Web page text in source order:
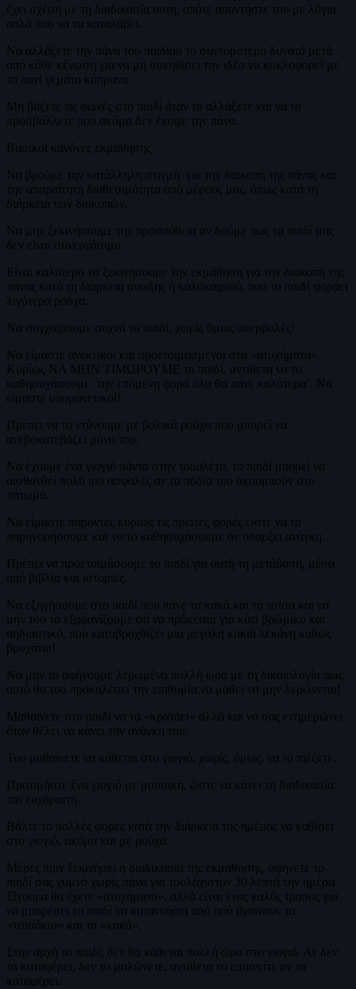
έχει σχέση με τη διαδικασία αυτή, οπότε απαντήστε του με λόγια
απλά που να τα καταλάβει.
Να αλλάζετε την πάνα του παιδιού το συντομότερο δυνατό μετά
από κάθε κένωση για να μη συνηθίσει την ιδέα να κυκλοφορεί με
το πανί γεμάτο κόπρανα.
Μη βάζετε τις φωνές στο παιδί όταν το αλλάζετε και να το
προσβάλλετε που ακόμα δεν έκοψε την πάνα.
Βασικοί κανόνες εκμάθησης
Να βρούμε την κατάλληλη στιγμή για την διακοπή της πάνας και
την απαραίτητη διαθεσιμότητα από μέρους μας, όπως κατά τη
διάρκεια των διακοπών.
Να μην ξεκινήσουμε την προσπάθεια αν δούμε πως το παιδί μας
δεν είναι συνεργάσιμο.
Είναι καλύτερο να ξεκινήσουμε την εκμάθηση για την διακοπή της
πάνας κατά τη διάρκεια άνοιξης ή καλοκαιριού, που το παιδί φοράει
λιγότερα ρούχα.
Να συγχαίρουμε συχνά το παιδί, χωρίς όμως υπερβολές!
Να είμαστε ανεκτικοί και προετοιμασμένοι στα «ατυχήματα».
Κυρίως ΝΑ ΜΗΝ ΤΙΜΩΡΟΥΜΕ το παιδί, αντίθετα να το
καθησυχάσουμε ¨την επόμενη φορά όλα θα πάνε καλύτερα¨. Να
είμαστε υπομονετικοί!
Πρέπει να το ντύνουμε με βολικά ρούχα που μπορεί να
ανεβοκατεβάζει μόνο του.
Να έχουμε ένα γιογιό πάντα στην τουαλέτα, το παιδί μπορεί να
αισθανθεί πολύ πιο ασφαλές αν τα πόδια του ακουμπούν στο
πάτωμα.
Να είμαστε παρόντες κυρίως τις πρώτες φορές ώστε να το
παρηγορήσουμε και να το καθησυχάσουμε αν υπάρξει ανάγκη.
Πρέπει να προετοιμάσουμε το παιδί για αυτή τη μετάβαση, μέσα
από βιβλία και ιστορίες.
Να εξηγήσουμε στο παιδί που πάνε τα κακά και τα τσίσα και να
μην του τα εξαφανίζουμε σα να πρόκειται για κάτι βρώμικο και
αηδιαστικό, που καταβροχθίζει μια μεγάλη κακιά λεκάνη καθώς
βρυχάται!
Να μην το αφήνουμε λερωμένο πολλή ώρα με τη δικαιολογία πως
αυτό θα του προκαλέσει την επιθυμία να μάθει να μην λερώνεται!
Μαθαίνετε στο παιδί να τα «κρατάει» αλλά και να σας ενημερώνει
όταν θέλει να κάνει την ανάγκη του.
Του μαθαίνετε να κάθεται στο γιογιό, χωρίς, όμως, να το πιέζετε.
Προτιμήστε ένα γιογιό με μουσική, ώστε να κάνει τη διαδικασία
πιο ευχάριστη.
Βάλτε το πολλές φορές κατά την διάρκεια της ημέρας να καθίσει
στο γιογιό, ακόμα και με ρούχα.
Μέρες πριν ξεκινήσει η διαδικασία της εκμάθησης, αφήνετε το
παιδί σας γυμνό χωρίς πάνα για τουλάχιστον 30 λεπτά την ημέρα.
Σίγουρα θα έχετε «ατυχήματα», αλλά είναι ένας καλός τρόπος για
να μπορέσει το παιδί να κατανοήσει από πού βγαίνουν τα
«τσισάκια» και τα «κακά».
Στην αρχή το παιδί, δεν θα κάθεται πολλή ώρα στο γιογιό. Αν δεν
τα καταφέρει, δεν το μαλώνετε, αντίθετα το επαινείτε αν τα
καταφέρει.